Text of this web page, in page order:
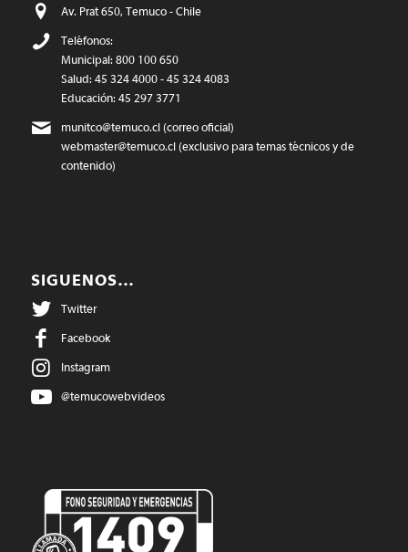
Av. Prat 650, Temuco - Chile
Teléfonos:
Municipal: 800 100 650
Salud: 45 324 4000 - 45 324 4083
Educación: 45 297 3771
munitco@temuco.cl(correo oficial)
webmaster@temuco.cl(exclusivo para temas técnicos y de
contenido)
SIGUENOS…
Twitter
Facebook
Instagram
@temucowebvideos